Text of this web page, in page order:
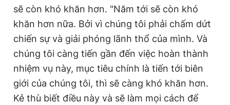
sẽ còn khó khăn hơn. "Năm tới sẽ còn khó
khăn hơn nữa. Bởi vì chúng tôi phải chấm dứt
chiến sự và giải phóng lãnh thổ của mình. Và
chúng tôi càng tiến gần đến việc hoàn thành
nhiệm vụ này, mục tiêu chính là tiến tới biên
giới của chúng tôi, thì sẽ càng khó khăn hơn.
Kẻ thù biết điều này và sẽ làm mọi cách để